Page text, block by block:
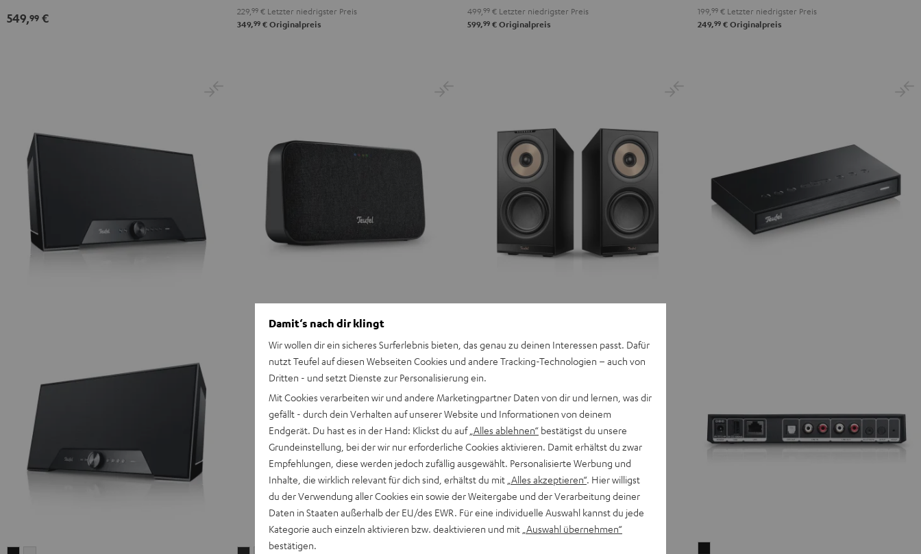
549,99 € 229, 99 € Letzter niedrigster Preis
349,99 € Originalpreis
499, 99 € Letzter niedrigster Preis
599,99 € Originalpreis
199, 99 € Letzter niedrigster Preis
249,99 € Originalpreis
Damit‘s nach dir klingt
Wir wollen dir ein sicheres Surferlebnis bieten, das genau zu deinen Interessen passt. Dafür
nutzt Teufel auf diesen Webseiten Cookies und andere Tracking-Technologien – auch von
Dritten - und setzt Dienste zur Personalisierung ein.
Mit Cookies verarbeiten wir und andere Marketingpartner Daten von dir und lernen, was dir
gefällt - durch dein Verhalten auf unserer Website und Informationen von deinem
Endgerät. Du hast es in der Hand: Klickst du auf „Alles ablehnen“ bestätigst du unsere
Grundeinstellung, bei der wir nur erforderliche Cookies aktivieren. Damit erhältst du zwar
Empfehlungen, diese werden jedoch zufällig ausgewählt. Personalisierte Werbung und
Inhalte, die wirklich relevant für dich sind, erhältst du mit „Alles akzeptieren“. Hier willigst
du der Verwendung aller Cookies ein sowie der Weitergabe und der Verarbeitung deiner
Daten in Staaten außerhalb der EU/des EWR. Für eine individuelle Auswahl kannst du jede
Kategorie auch einzeln aktivieren bzw. deaktivieren und mit „Auswahl übernehmen“
bestätigen.